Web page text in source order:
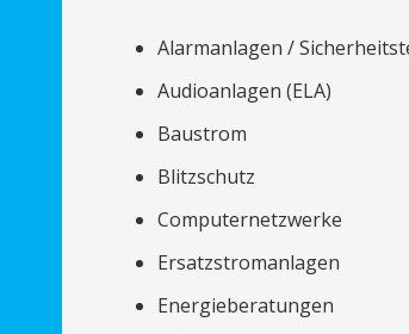
Alarmanlagen /
Audioanlagen (ELA)
Baustrom
Blitzschutz
Computernetzwerke
Ersatzstromanlagen
Energieberatungen